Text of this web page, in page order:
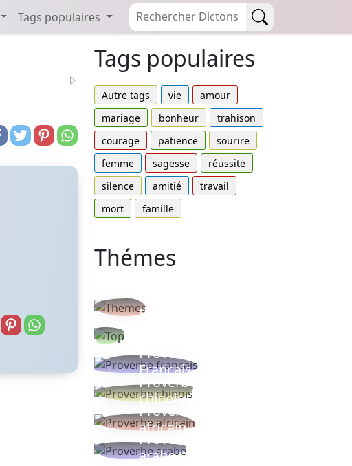
Tags populaires
Tags populaires
Autre tags vie
amour
mariage
bonheur
trahison
courage
patience
sourire
femme
sagesse
réussite
silence
amitié
travail
mort
famille
Thémes
thèmes
Proverbe
Français
Proverbe
chinois
Proverbe
africain
Proverbe
arabe